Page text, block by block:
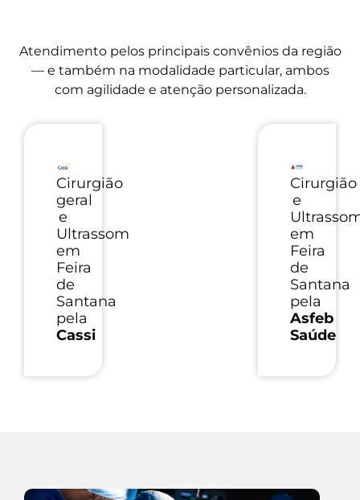
Atendimento pelos principais convênios da região
— e também na modalidade particular, ambos
com agilidade e atenção personalizada.
Cirurgião
geral
e
Ultrassom
em
Feira
de
Santana
pela
Cassi
Cirurgião
e
em
Feira
de
Santana
pela
Asfeb
Saúde